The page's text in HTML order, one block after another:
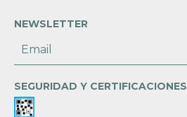
NEWSLETTER
SEGURIDAD Y CERTIFICACIONES